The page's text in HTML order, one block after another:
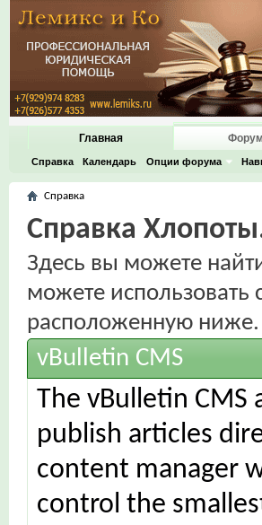
Главная Форум
Справка Календарь Опции форума
Справка
Справка
Здесь вы можете
можете
расположенную ниже.
vBulletin CMS
The vBulletin
publish articles
content manager
control the